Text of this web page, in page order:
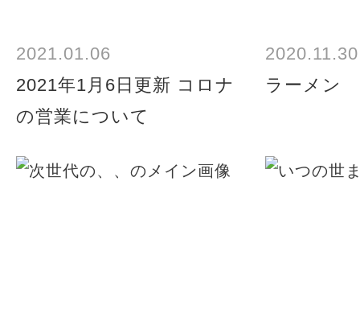
2021.01.06
2021年1月6日更新 コロナ
の営業について
2020.11.30
ラーメン